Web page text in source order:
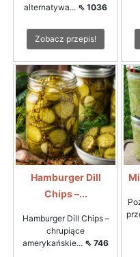
alternatywa... ⇖ 1036
Zobacz przepis!
Hamburger Dill
Chips –...
Hamburger Dill Chips –
chrupiące
amerykańskie... ⇖ 746